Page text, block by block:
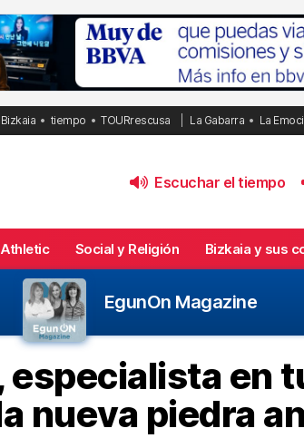
Bizkaia tiempo TOURrescusa La Gabarra La
Escuchar el tiempo
Social y Religión Bizkaia y sus
EgunOn Magazine
especialista en
nueva piedra